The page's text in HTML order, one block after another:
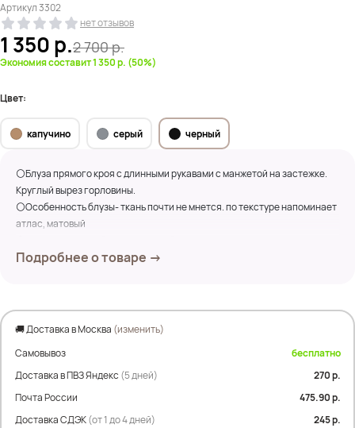
Артикул3302
нет отзывов
1 350р.2 700р.
Экономия составит 1 350 р. (50%)
Цвет:
капучино серый черный
⚪Блуза прямого кроя с длинными рукавами с манжетой на застежке.
Круглый вырез горловины.
⚪Особенность блузы- ткань почти не мнется. по текстуре напоминает
атлас, матовый
Дл. по переду- 66см
Дл.по спинке- 73см
Состав: 70% вискоза; 30% полиэстер
Подробнее о товаре →
🚚 Доставка в Москва (изменить)
Самовывоз
бесплатно
Доставка в ПВЗ Яндекс (5 дней)
270 р.
Почта России
475.90 р.
Доставка СДЭК(от 1 до 4 дней)
245 р.